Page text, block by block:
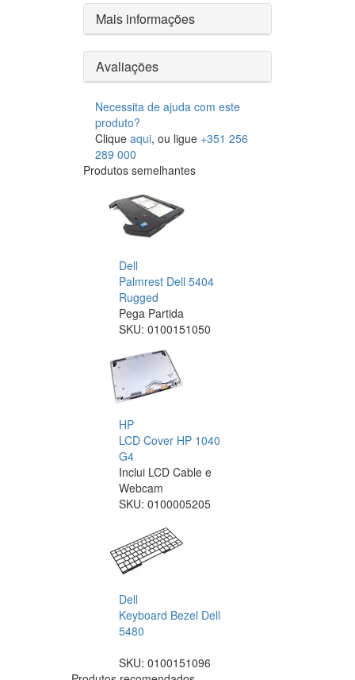
Mais informações
Avaliações
Necessita de ajuda com este
produto?
Clique aqui, ou ligue +351 256
289 000
Produtos semelhantes
Dell
Palmrest Dell 5404
Rugged
Pega Partida
SKU: 0100151050
HP
LCD Cover HP 1040
G4
Inclui LCD Cable e
Webcam
SKU: 0100005205
Dell
Keyboard Bezel Dell
5480
SKU: 0100151096